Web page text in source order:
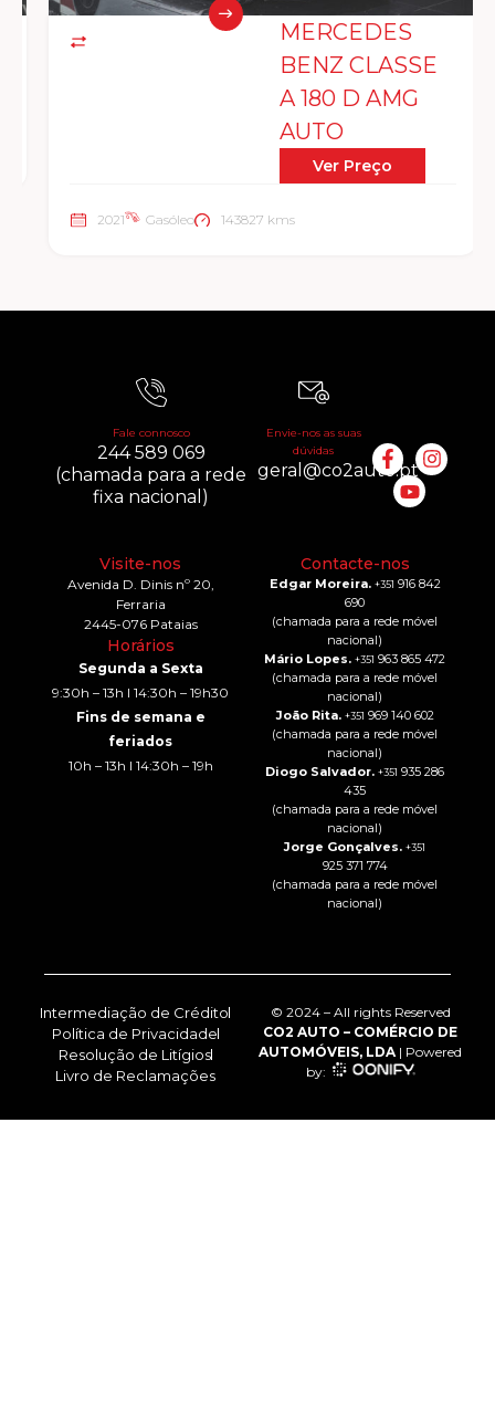
MERCEDES
BENZ CLASSE
A 180 D AMG
AUTO
Ver Preço
2021 Gasóleo 143827 kms
Visite-nos
Avenida D. Dinis nº 20,
Ferraria
2445-076 Pataias
Horários
Segunda a Sexta
9:30h – 13h I 14:30h – 19h30
Fins de semana e
feriados
10h – 13h I 14:30h – 19h
Contacte-nos
Edgar Moreira. +351 916 842
690
(chamada para a rede móvel
nacional)
Mário Lopes. +351 963 865 472
(chamada para a rede móvel
nacional)
João Rita. +351 969 140 602
(chamada para a rede móvel
nacional)
Diogo Salvador. +351 935 286
435
(chamada para a rede móvel
nacional)
Jorge Gonçalves. +351
925 371 774
(chamada para a rede móvel
nacional)
Fale connosco
244 589 069
(chamada para a rede
fixa nacional)
Envie-nos as suas
dúvidas
geral@co2auto.pt
© 2024 – All rights Reserved
CO2 AUTO – COMÉRCIO DE
AUTOMÓVEIS, LDA | Powered
by:
Intermediação de Crédito
Política de Privacidade
Resolução de Litígios
Livro de Reclamações